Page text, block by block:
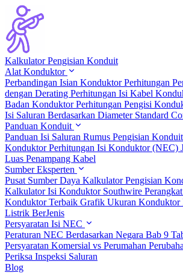
Kalkulator Pengisian Konduit
Alat Konduktor
Perbandingan Isian KonduktorPerhitungan
dengan Derating Perhitungan Isi Kabel
Badan KonduktorPerhitungan Pengisi
Isi Saluran Berdasarkan Diameter Standard
Panduan Konduit
Panduan Isi Saluran Rumus Pengisian Konduit
KonduktorPerhitungan Isi Konduktor (NEC)
Luas Penampang Kabel
Sumber Eksperten
Pusat Sumber Daya Kalkulator Pengisian
Kalkulator Isi Konduktor Southwire
Konduktor Terbaik Grafik Ukuran Konduktor
Listrik BerJenis
Persyaratan Isi NEC
Peraturan NEC Berdasarkan Negara Bab 9
Persyaratan Komersial vs Perumahan
Periksa Inspeksi Saluran
Blog